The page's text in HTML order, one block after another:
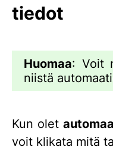
tiedot
Huomaa: Voit
niistä
Kun olet
voit klikata mitä